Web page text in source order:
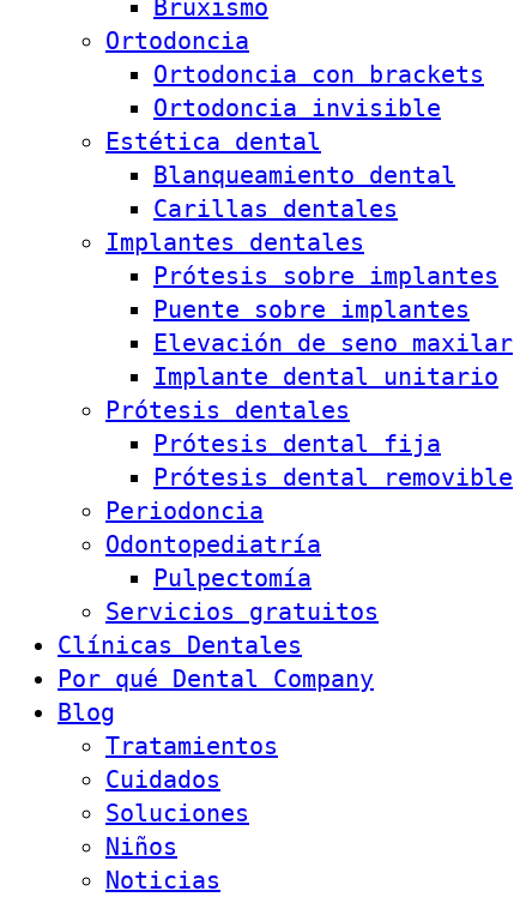
Bruxismo
Ortodoncia
Ortodoncia con brackets
Ortodoncia invisible
Estética dental
Blanqueamiento dental
Carillas dentales
Implantes dentales
Prótesis sobre implantes
Puente sobre implantes
Elevación de seno maxilar
Implante dental unitario
Prótesis dentales
Prótesis dental fija
Prótesis dental removible
Periodoncia
Odontopediatría
Pulpectomía
Servicios gratuitos
Clínicas Dentales
Por qué Dental Company
Blog
Tratamientos
Cuidados
Soluciones
Niños
Noticias